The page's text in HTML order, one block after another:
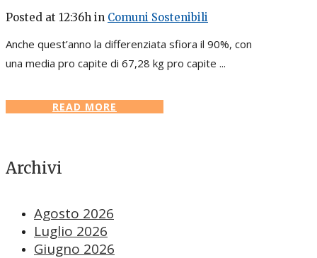
Posted at 12:36h in Comuni Sostenibili
Anche quest’anno la differenziata sfiora il 90%, con
una media pro capite di 67,28 kg pro capite ...
READ MORE
Archivi
Agosto 2026
Luglio 2026
Giugno 2026